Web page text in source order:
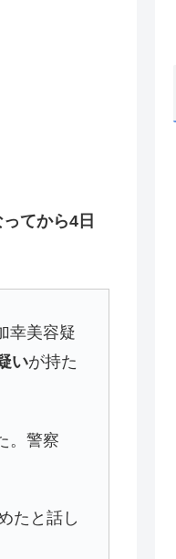
てから4日
幸美容疑
いが持た
。警察
たと話し